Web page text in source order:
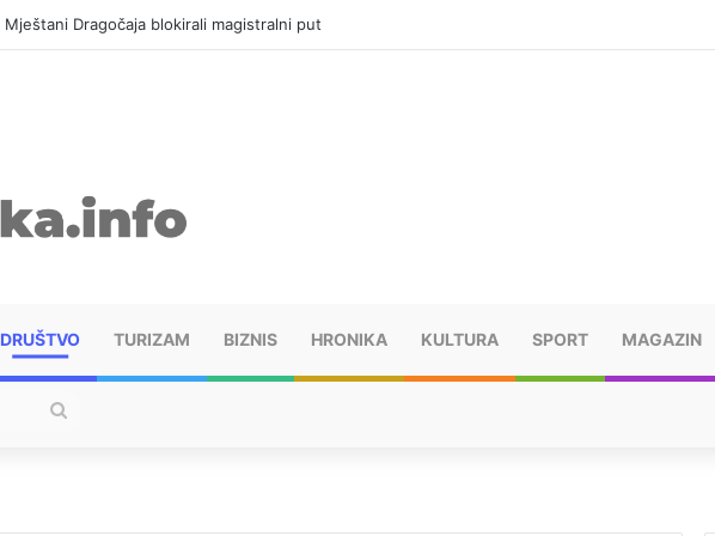
Helikopter ponovo gasi vatru u selima kod Trebinja
DRUŠTVO TURIZAM BIZNIS HRONIKA KULTURA SPORT MAGAZIN